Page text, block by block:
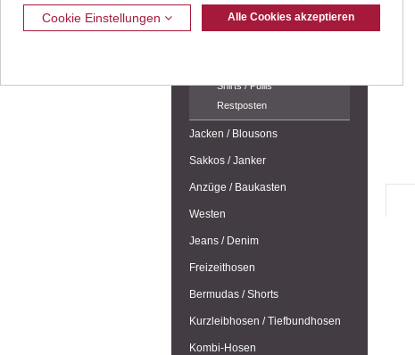
Jacken / Westen
Shirts / Pullis
Restposten
Jacken / Blousons
Sakkos / Janker
Anzüge / Baukasten
Westen
Jeans / Denim
Freizeithosen
Bermudas / Shorts
Kurzleibhosen / Tiefbundhosen
Kombi-Hosen
Cookie Einstellungen Alle Cookies akzeptieren